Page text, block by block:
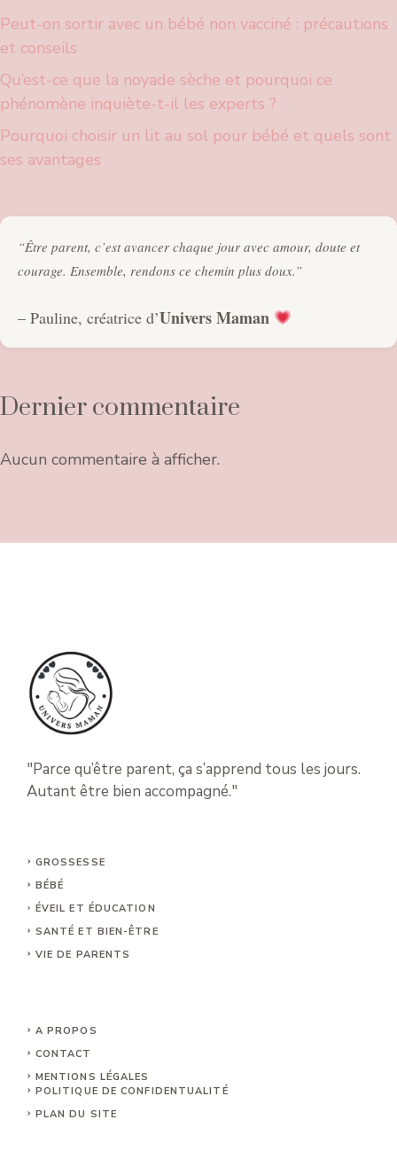
Peut-on sortir avec un bébé non vacciné : précautions
et conseils
Qu’est-ce que la noyade sèche et pourquoi ce
phénomène inquiète-t-il les experts ?
Pourquoi choisir un lit au sol pour bébé et quels sont
ses avantages
“Être parent, c’est avancer chaque jour avec amour, doute et
courage. Ensemble, rendons ce chemin plus doux.”
– Pauline, créatrice d’Univers Maman
Dernier commentaire
Aucun commentaire à afficher.
"Parce qu’être parent, ça s’apprend tous les jours.
Autant être bien accompagné."
GROSSESSE
BÉBÉ
ÉVEIL ET ÉDUCATION
SANTÉ ET BIEN-ÊTRE
VIE DE PARENTS
A PROPOS
CONTACT
MENTIONS LÉGALES
POLITIQUE DE CONFIDENTUALITÉ
PLAN DU SITE